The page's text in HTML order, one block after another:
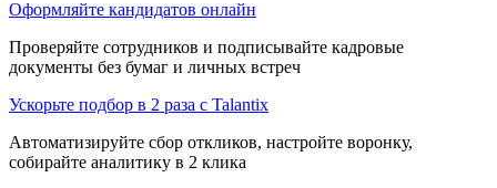
Оформляйте кандидатов онлайн
Проверяйте сотрудников и подписывайте кадровые
документы без бумаг и личных встреч
Ускорьте подбор в 2 раза с Talantix
Автоматизируйте сбор откликов, настройте воронку,
собирайте аналитику в 2 клика